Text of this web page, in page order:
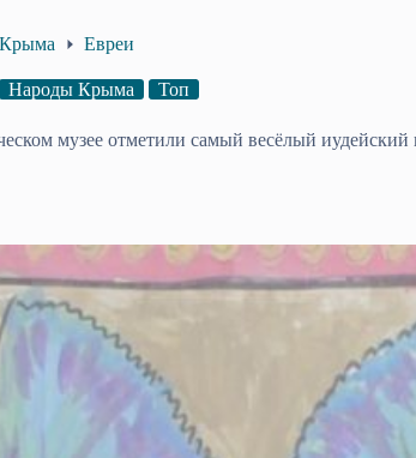
Евреи
Народы Крыма Топ
музее отметили самый весёлый иудейский